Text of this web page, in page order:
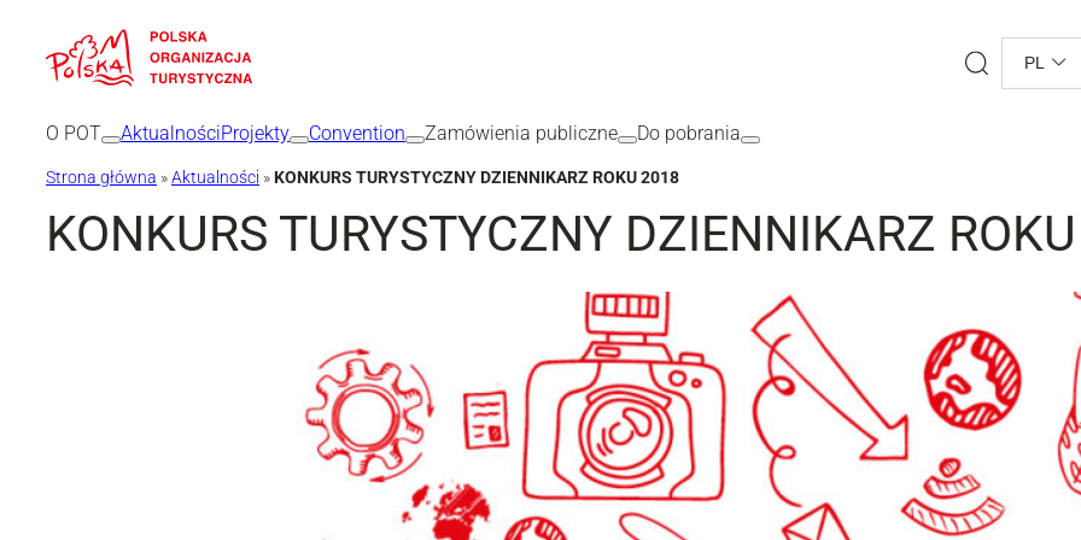
PL
O POT AktualnościProjekty Convention Zamówienia publiczne Do pobrania
Strona główna »Aktualności »KONKURS TURYSTYCZNY DZIENNIKARZ ROKU 2018
KONKURS TURYSTYCZNY DZIENNIKARZ